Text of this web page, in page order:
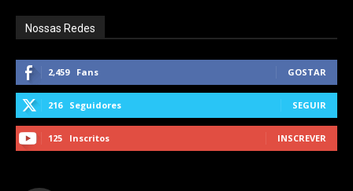
Nossas Redes
2,459 Fans GOSTAR
216 Seguidores SEGUIR
125 Inscritos INSCREVER